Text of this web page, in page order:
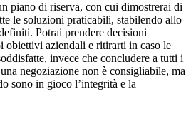
piano di riserva, con cui dimostrerai di
le soluzioni praticabili, stabilendo allo
Potrai prendere decisioni
obiettivi aziendali e ritirarti in caso le
invece che concludere a tutti i
negoziazione non è consigliabile, ma
sono in gioco l’integrità e la